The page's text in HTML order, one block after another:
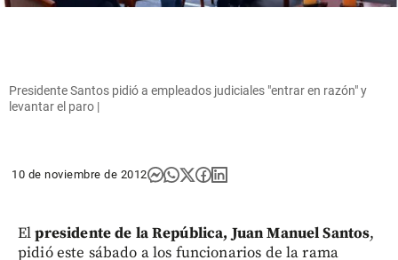
Presidente Santos pidió a empleados judiciales "entrar en razón" y
levantar el paro |
10 de noviembre de 2012
Elpresidente de la República, Juan Manuel Santos,
pidió este sábado a los funcionarios de la rama